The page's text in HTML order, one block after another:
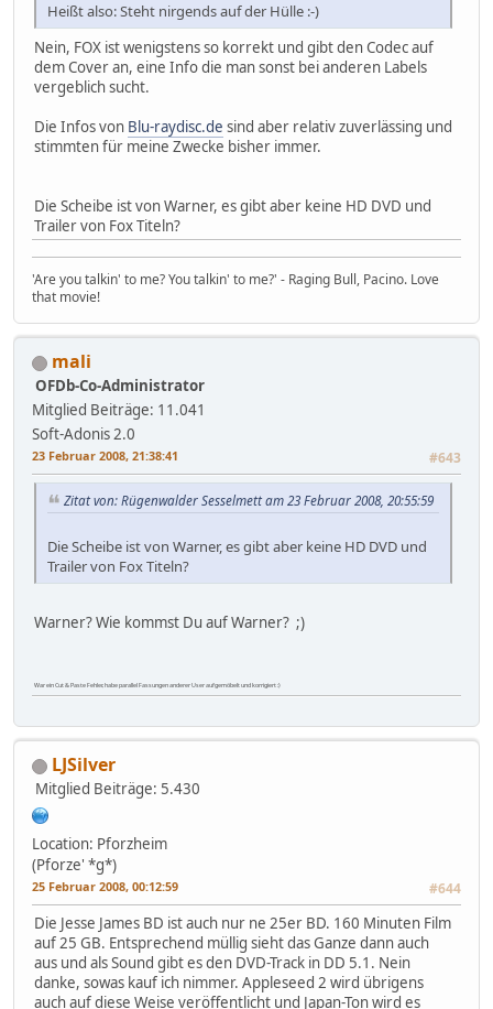
Heißt also: Steht nirgends auf der Hülle :-)
Nein, FOX ist wenigstens so korrekt und gibt den Codec auf
dem Cover an, eine Info die man sonst bei anderen Labels
vergeblich sucht.
Die Infos von Blu-raydisc.de sind aber relativ zuverlässing und
stimmten für meine Zwecke bisher immer.
Die Scheibe ist von Warner, es gibt aber keine HD DVD und
Trailer von Fox Titeln?
'Are you talkin' to me? You talkin' to me?' - Raging Bull, Pacino. Love
that movie!
mali
OFDb-Co-Administrator
Mitglied Beiträge: 11.041
Soft-Adonis 2.0
23 Februar 2008, 21:38:41 #643
Zitat von: Rügenwalder Sesselmett am 23 Februar 2008, 20:55:59
Die Scheibe ist von Warner, es gibt aber keine HD DVD und
Trailer von Fox Titeln?
Warner? Wie kommst Du auf Warner? ;)
War ein Cut & Paste Fehler, habe parallel Fassungen anderer User aufgemöbelt und korrigiert :)
LJSilver
Mitglied Beiträge: 5.430
Location: Pforzheim
(Pforze' *g*)
25 Februar 2008, 00:12:59 #644
Die Jesse James BD ist auch nur ne 25er BD. 160 Minuten Film
auf 25 GB. Entsprechend müllig sieht das Ganze dann auch
aus und als Sound gibt es den DVD-Track in DD 5.1. Nein
danke, sowas kauf ich nimmer. Appleseed 2 wird übrigens
auch auf diese Weise veröffentlicht und Japan-Ton wird es